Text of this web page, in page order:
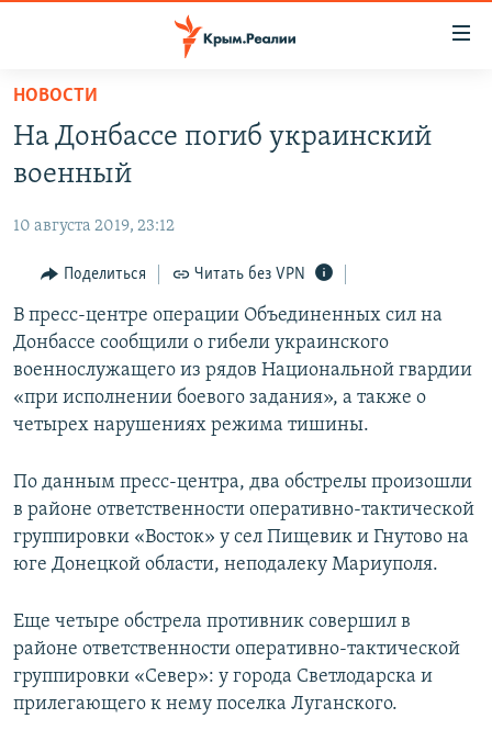
Вернуться
основному
содержанию
навигации
Вернутся
поиску
СПЕЦПРОЕКТЫ
КАРТА ВОЕННЫХ ОБЪЕКТОВ КРЫМА
11 ЛЕТ ОККУПАЦИИ КРЫМА. 11 ИСТОРИЙ СОПРОТИВЛЕНИЯ
ИСТОРИЯ
ЕЩЕ
ИНТЕРАКТИВ
ТЕЛЕПРОЕКТ КРЫМ.РЕАЛИИ
СОВЕТЫ ПРАВОЗАЩИТНИКОВ
ПОБЕДИТЕЛЕЙ НЕ СУДЯТ?
КРЫМ.НЕПОКОРЕННЫЙ
УКРАИНСКАЯ ПРОБЛЕМА КРЫМА
РАДІО СВОБОДА
КАК ОБОЙТИ БЛОКИРОВКУ
Українською
ПРИСОЕДИНЯЙТЕСЬ!
Все сайты RFE/RL
НОВОСТИ
На Донбассе погиб украинский
военный
10 августа 2019, 23:12
Поделиться Читать без VPN
В пресс-центре операции Объединенных сил на
Донбассе сообщили о гибели украинского
военнослужащего из рядов Национальной гвардии
«при исполнении боевого задания», а также о
четырех нарушениях режима тишины.
По данным пресс-центра, два обстрелы произошли
в районе ответственности оперативно-тактической
группировки «Восток» у сел Пищевик и Гнутово на
юге Донецкой области, неподалеку Мариуполя.
Еще четыре обстрела противник совершил в
районе ответственности оперативно-тактической
группировки «Север»: у города Светлодарска и
прилегающего к нему поселка Луганского.